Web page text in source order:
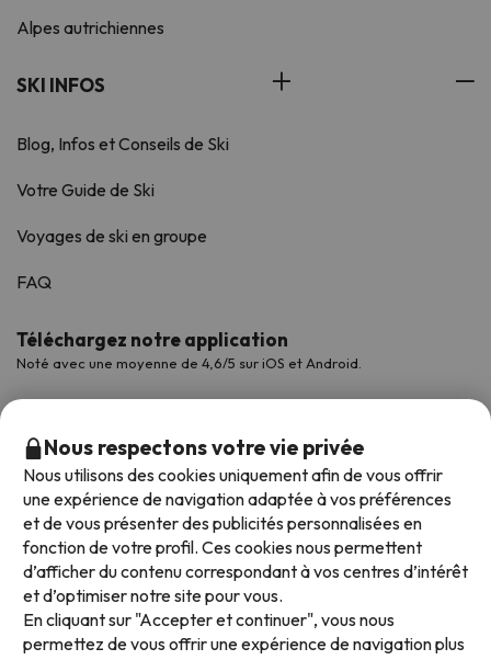
Alpes autrichiennes
SKI INFOS
Blog, Infos et Conseils de Ski
Votre Guide de Ski
Voyages de ski en groupe
FAQ
Téléchargez notre application
Noté avec une moyenne de 4,6/5 sur iOS et Android.
Modes de paiement disponibles
Nous respectons votre vie privée
Nous utilisons des cookies uniquement afin de vous offrir
une expérience de navigation adaptée à vos préférences
et de vous présenter des publicités personnalisées en
fonction de votre profil. Ces cookies nous permettent
d’afficher du contenu correspondant à vos centres d’intérêt
et d’optimiser notre site pour vous.
En cliquant sur "Accepter et continuer", vous nous
permettez de vous offrir une expérience de navigation plus